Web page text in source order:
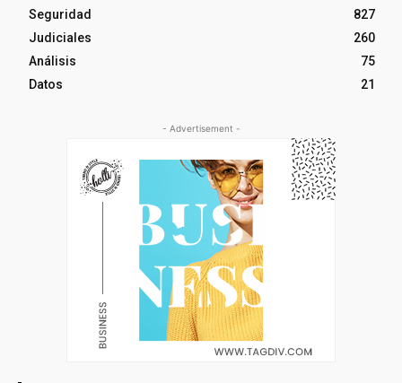
Seguridad
827
Judiciales
260
Análisis
75
Datos
21
- Advertisement -